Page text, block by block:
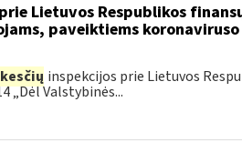
Lietuvos Respublikos
paveiktiems koronaviruso
inspekcijos prie Lietuvos
„Dėl Valstybinės...